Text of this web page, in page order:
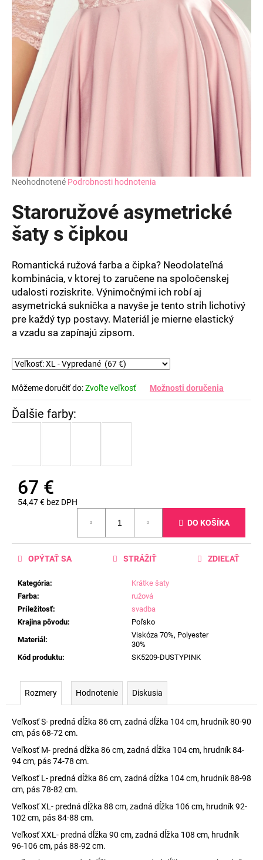
Priemerné
produktu
je
0,0
z
hviezdičiek.
Neohodnotené Podrobnosti hodnotenia
Staroružové asymetrické
šaty s čipkou
Romantická ružová farba a čipka? Neodolateľná
kombinácia, v ktorej to zaručene na spoločenskej
udalosti roziskrite. Výnimočnými ich robí aj
asymetrická suknička a navyše je tento strih lichotivý
pre každý typ postavy. Materiál je mierne elastický
a vzadu sa zapínajú zipsom.
Môžeme doručiť do:Zvoľte veľkosť Možnosti doručenia
67 €
54,47 € bez DPH
DO KOŠÍKA
Kategória:
Krátke šaty
Farba:
ružová
Príležitosť:
svadba
Krajina pôvodu:
Poľsko
Materiál :
Viskóza 70%, Polyester
30%
Kód produktu: SK5209-DUSTYPINK
OPÝTAŤ SA STRÁŽIŤ ZDIEĽAŤ
Rozmery Hodnotenie Diskusia
Veľkosť S- predná dĺžka 86 cm, zadná dĺžka 104 cm, hrudník 80-90
cm, pás 68-72 cm.
Veľkosť M- predná dĺžka 86 cm, zadná dĺžka 104 cm, hrudník 84-
94 cm, pás 74-78 cm.
Veľkosť L- predná dĺžka 86 cm, zadná dĺžka 104 cm, hrudník 88-98
cm, pás 78-82 cm.
Veľkosť XL- predná dĺžka 88 cm, zadná dĺžka 106 cm, hrudník 92-
102 cm, pás 84-88 cm.
Veľkosť XXL- predná dĺžka 90 cm, zadná dĺžka 108 cm, hrudník
96-106 cm, pás 88-92 cm.